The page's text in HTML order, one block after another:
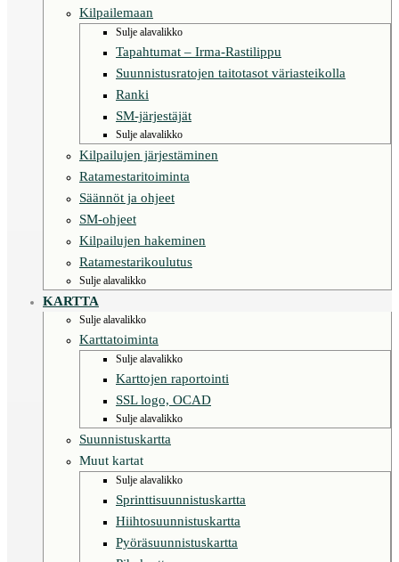
Kilpailemaan
Sulje alavalikko
Tapahtumat – Irma-Rastilippu
Suunnistusratojen taitotasot väriasteikolla
Ranki
SM-järjestäjät
Sulje alavalikko
Kilpailujen järjestäminen
Ratamestaritoiminta
Säännöt ja ohjeet
SM-ohjeet
Kilpailujen hakeminen
Ratamestarikoulutus
Sulje alavalikko
KARTTA
Sulje alavalikko
Karttatoiminta
Sulje alavalikko
Karttojen raportointi
SSL logo, OCAD
Sulje alavalikko
Suunnistuskartta
Muut kartat
Sulje alavalikko
Sprinttisuunnistuskartta
Hiihtosuunnistuskartta
Pyöräsuunnistuskartta